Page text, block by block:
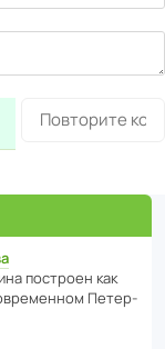
пост­роен как
Пете­р­